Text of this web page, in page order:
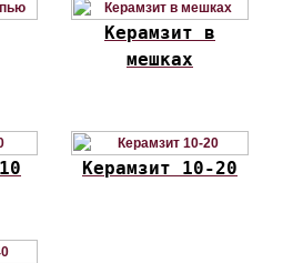
Керамзит в
мешках
Керамзит 10-20